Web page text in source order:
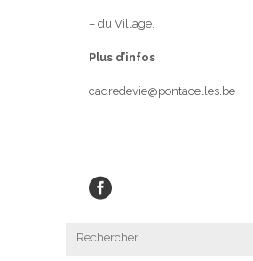
– du Village.
Plus d’infos
cadredevie@pontacelles.be